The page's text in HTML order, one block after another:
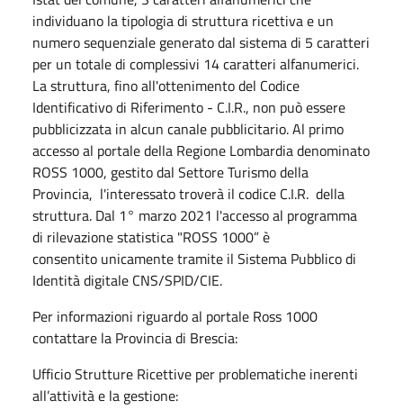
individuano la tipologia di struttura ricettiva e un
numero sequenziale generato dal sistema di 5 caratteri
per un totale di complessivi 14 caratteri alfanumerici.
La struttura, fino all'ottenimento del Codice
Identificativo di Riferimento - C.I.R., non può essere
pubblicizzata in alcun canale pubblicitario. Al primo
accesso al portale della Regione Lombardia denominato
ROSS 1000, gestito dal Settore Turismo della
Provincia, l'interessato troverà il codice C.I.R. della
struttura. Dal 1° marzo 2021 l'accesso al programma
di rilevazione statistica "ROSS 1000” è
consentito unicamente tramite il Sistema Pubblico di
Identità digitale CNS/SPID/CIE.
Per informazioni riguardo al portale Ross 1000
contattare la Provincia di Brescia:
Ufficio Strutture Ricettive per problematiche inerenti
all’attività e la gestione: